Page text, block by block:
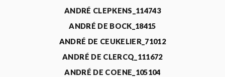
ANDRÉ CLEPKENS_114743
ANDRÉ DE BOCK_18415
ANDRÉ DE CEUKELIER_71012
ANDRÉ DE CLERCQ_111672
ANDRÉ DE COENE_105104